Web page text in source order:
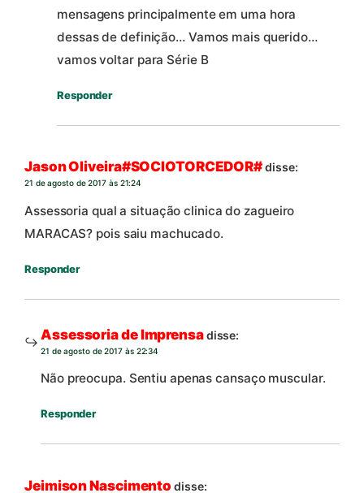
mensagens principalmente em uma hora
dessas de definição… Vamos mais querido…
vamos voltar para Série B
Responder
Jason Oliveira#SOCIOTORCEDOR#disse:
21 de agosto de 2017 às 21:24
Assessoria qual a situação clinica do zagueiro
MARACAS? pois saiu machucado.
Responder
Assessoria de Imprensadisse:
21 de agosto de 2017 às 22:34
Não preocupa. Sentiu apenas cansaço muscular.
Responder
Jeimison Nascimento disse: